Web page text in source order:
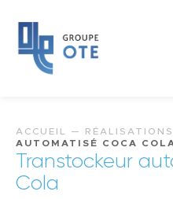
ACCUEIL — RÉALISATIONS
AUTOMATISÉ COCA
Transtockeur
Cola